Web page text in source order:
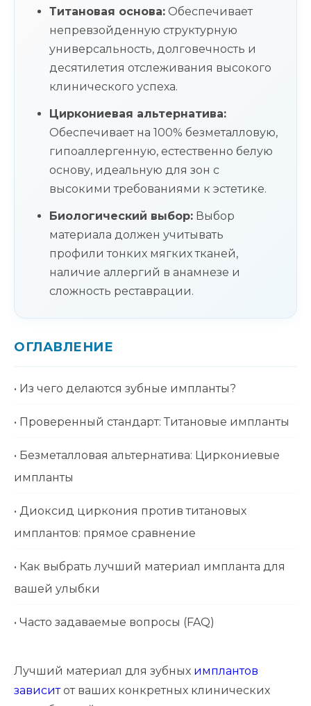
Титановая основа: Обеспечивает
непревзойденную структурную
универсальность, долговечность и
десятилетия отслеживания высокого
клинического успеха.
Циркониевая альтернатива:
Обеспечивает на 100% безметалловую,
гипоаллергенную, естественно белую
основу, идеальную для зон с
высокими требованиями к эстетике.
Биологический выбор: Выбор
материала должен учитывать
профили тонких мягких тканей,
наличие аллергий в анамнезе и
сложность реставрации.
ОГЛАВЛЕНИЕ
• Из чего делаются зубные импланты?
• Проверенный стандарт: Титановые импланты
• Безметалловая альтернатива: Циркониевые
импланты
• Диоксид циркония против титановых
имплантов: прямое сравнение
• Как выбрать лучший материал импланта для
вашей улыбки
• Часто задаваемые вопросы (FAQ)
Лучший материал для зубных имплантов
зависитот ваших конкретных клинических